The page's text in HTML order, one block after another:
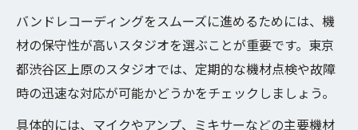
バンドレコーディングをスムーズに進めるためには、機
材の保守性が高いスタジオを選ぶことが重要です。東京
都渋谷区上原のスタジオでは、定期的な機材点検や故障
時の迅速な対応が可能かどうかをチェックしましょう。
具体的には、マイクやアンプ、ミキサーなどの主要機材